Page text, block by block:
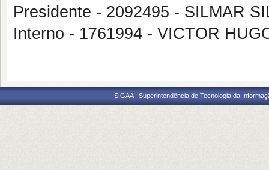
Presidente - 2092495 - SILMAR
Interno - 1761994 - VICTOR
SIGAA | Superintendência de Tecnologia da